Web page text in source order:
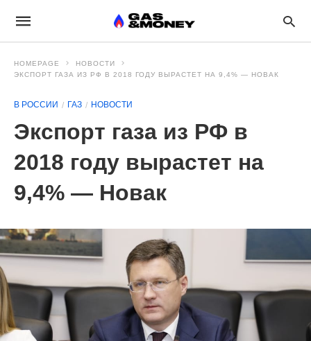
HOMEPAGE
НОВОСТИ
ЭКСПОРТ ГАЗА ИЗ РФ В 2018 ГОДУ ВЫРАСТЕТ НА 9,4% — НОВАК
В РОССИИ ГАЗ НОВОСТИ
Экспорт газа из РФ в
2018 году вырастет на
9,4% — Новак